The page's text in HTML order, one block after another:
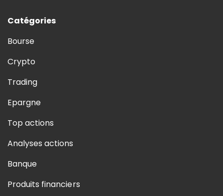
Catégories
Bourse
Crypto
Trading
Epargne
Top actions
Analyses actions
Banque
Produits financiers